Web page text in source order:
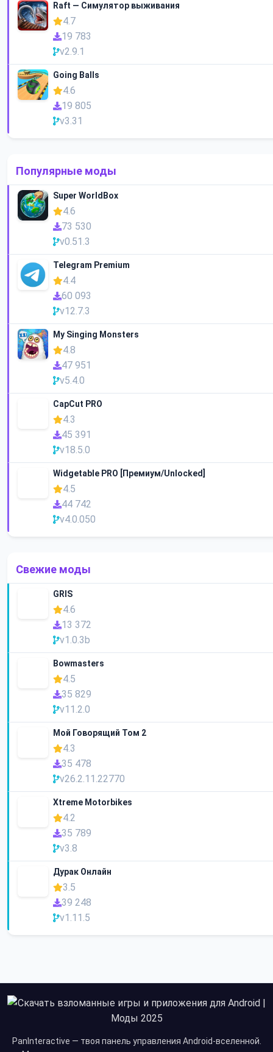
Raft — Симулятор выживания
4.7
19 783
v2.9.1
Going Balls
4.6
19 805
v3.31
Популярные моды
Super WorldBox
4.6
73 530
v0.51.3
Telegram Premium
4.4
60 093
v12.7.3
My Singing Monsters
4.8
47 951
v5.4.0
CapCut PRO
4.3
45 391
v18.5.0
Widgetable PRO [Премиум/Unlocked]
4.5
44 742
v4.0.050
Свежие моды
GRIS
4.6
13 372
v1.0.3b
Bowmasters
4.5
35 829
v11.2.0
Мой Говорящий Том 2
4.3
35 478
v26.2.11.22770
Xtreme Motorbikes
4.2
35 789
v3.8
Дурак Онлайн
3.5
39 248
v1.11.5
PanInteractive — твоя панель управления Android-вселенной.